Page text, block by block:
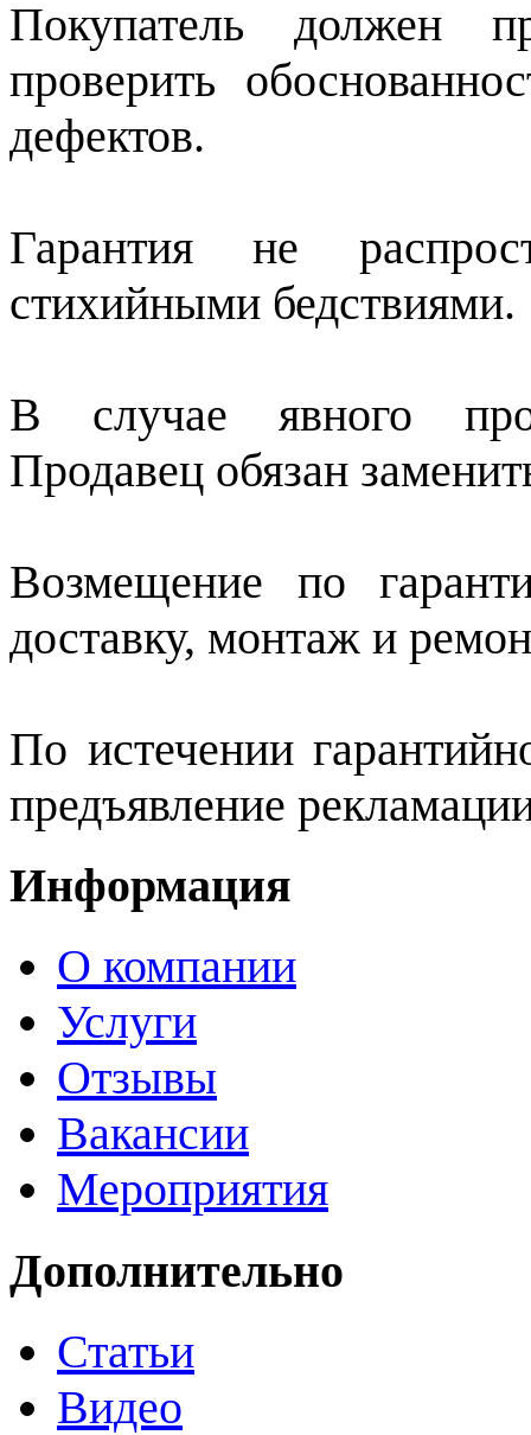
Покупатель должен
проверить
дефектов.
Гарантия не
стихийными бедствиями.
В случае явного
Продавец обязан
Возмещение по
доставку, монтаж и
По истечении
предъявление
Информация
О компании
Услуги
Отзывы
Вакансии
Мероприятия
Дополнительно
Статьи
Видео